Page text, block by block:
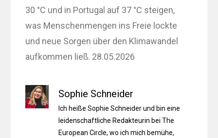
30 °C und in Portugal auf 37 °C steigen,
was Menschenmengen ins Freie lockte
und neue Sorgen über den Klimawandel
aufkommen ließ. 28.05.2026
Sophie Schneider
Ich heiße Sophie Schneider und bin eine
leidenschaftliche Redakteurin bei The
European Circle, wo ich mich bemühe,